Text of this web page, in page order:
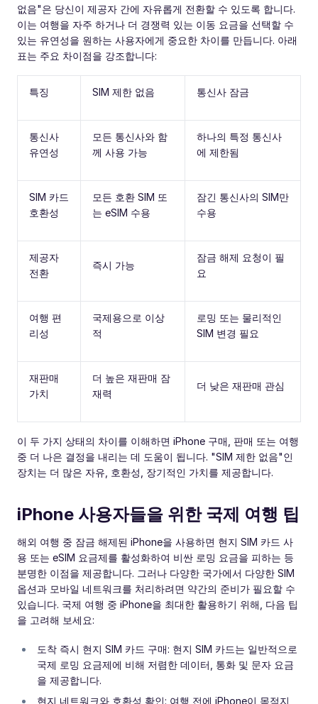
없음"은 당신이 제공자 간에 자유롭게 전환할 수 있도록 합니다.
이는 여행을 자주 하거나 더 경쟁력 있는 이동 요금을 선택할 수
있는 유연성을 원하는 사용자에게 중요한 차이를 만듭니다. 아래
표는 주요 차이점을 강조합니다:
특징 SIM 제한 없음 통신사 잠금
통신사
유연성
모든 통신사와 함
께 사용 가능
하나의 특정 통신사
에 제한됨
SIM 카드
호환성
모든 호환 SIM 또
는 eSIM 수용
잠긴 통신사의 SIM만
수용
제공자
전환
즉시 가능
잠금 해제 요청이 필
요
여행 편
리성
국제용으로 이상
적
로밍 또는 물리적인
SIM 변경 필요
재판매
가치
더 높은 재판매 잠
재력
더 낮은 재판매 관심
이 두 가지 상태의 차이를 이해하면 iPhone 구매, 판매 또는 여행
중 더 나은 결정을 내리는 데 도움이 됩니다. "SIM 제한 없음"인
장치는 더 많은 자유, 호환성, 장기적인 가치를 제공합니다.
iPhone 사용자들을 위한 국제 여행 팁
해외 여행 중 잠금 해제된 iPhone을 사용하면 현지 SIM 카드 사
용 또는 eSIM 요금제를 활성화하여 비싼 로밍 요금을 피하는 등
분명한 이점을 제공합니다. 그러나 다양한 국가에서 다양한 SIM
옵션과 모바일 네트워크를 처리하려면 약간의 준비가 필요할 수
있습니다. 국제 여행 중 iPhone을 최대한 활용하기 위해, 다음 팁
을 고려해 보세요:
도착 즉시 현지 SIM 카드 구매: 현지 SIM 카드는 일반적으로
국제 로밍 요금제에 비해 저렴한 데이터, 통화 및 문자 요금
을 제공합니다.
현지 네트워크와 호환성 확인: 여행 전에 iPhone이 목적지